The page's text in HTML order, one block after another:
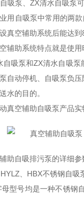
吸泵、ZX清水自吸泵
用自吸泵中常用的两
真空辅助系统后能达
辅助系统特点就是使
自吸泵和ZX清水自吸
自动停机、自吸泵负
水的目的。
真空辅助自吸泵产品实
助自吸排污泵的详细参
、HBX不锈钢自吸
母型号均是一种不锈钢